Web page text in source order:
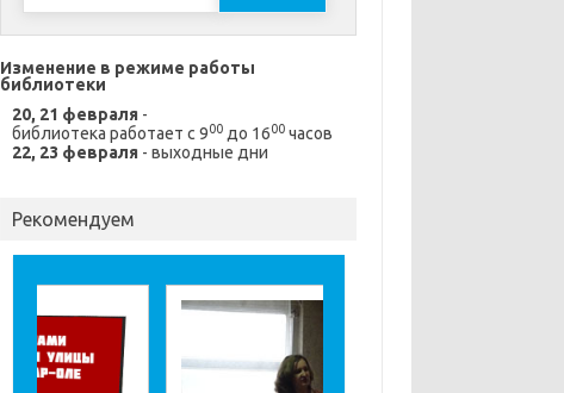
Изменение в режиме работы
библиотеки
20, 21 февраля -
библиотека работает с 900 до 1600 часов
22, 23 февраля - выходные дни
Рекомендуем